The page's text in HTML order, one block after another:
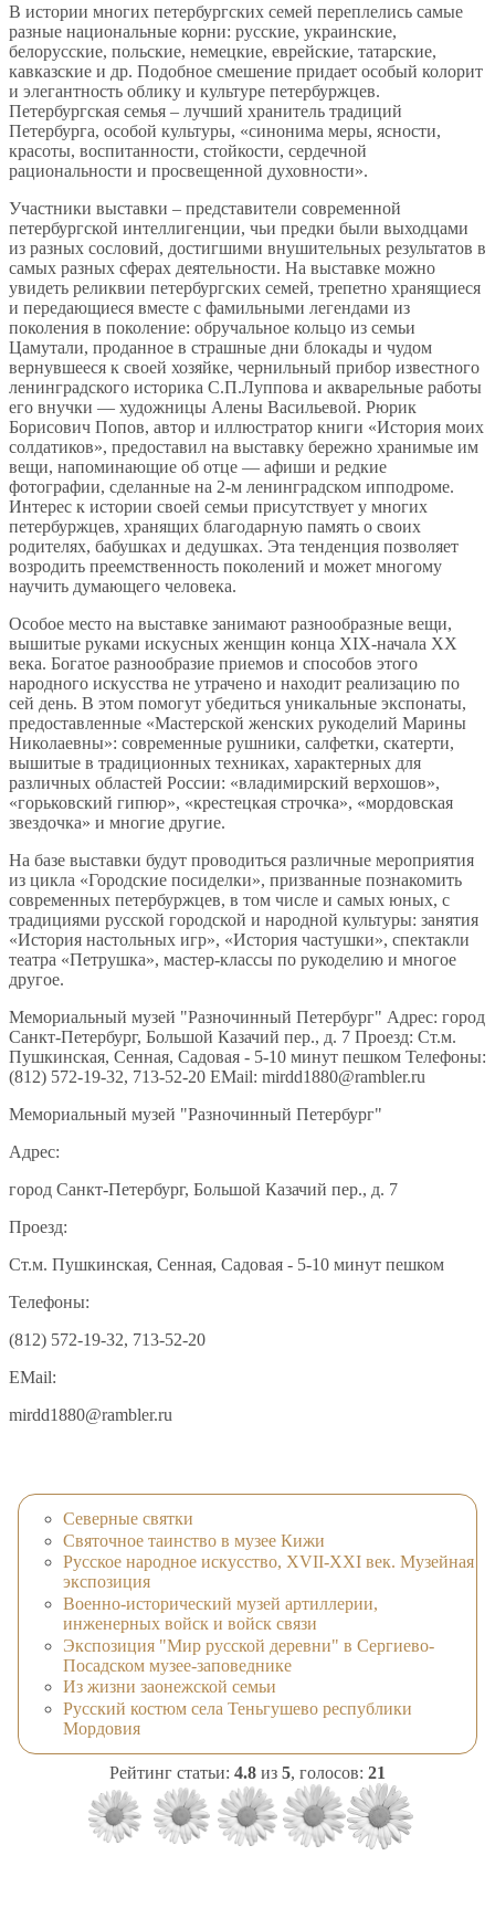
В истории многих петербургских семей переплелись самые
разные национальные корни: русские, украинские,
белорусские, польские, немецкие, еврейские, татарские,
кавказские и др. Подобное смешение придает особый колорит
и элегантность облику и культуре петербуржцев.
Петербургская семья – лучший хранитель традиций
Петербурга, особой культуры, «синонима меры, ясности,
красоты, воспитанности, стойкости, сердечной
рациональности и просвещенной духовности».
Участники выставки – представители современной
петербургской интеллигенции, чьи предки были выходцами
из разных сословий, достигшими внушительных результатов в
самых разных сферах деятельности. На выставке можно
увидеть реликвии петербургских семей, трепетно хранящиеся
и передающиеся вместе с фамильными легендами из
поколения в поколение: обручальное кольцо из семьи
Цамутали, проданное в страшные дни блокады и чудом
вернувшееся к своей хозяйке, чернильный прибор известного
ленинградского историка С.П.Луппова и акварельные работы
его внучки — художницы Алены Васильевой. Рюрик
Борисович Попов, автор и иллюстратор книги «История моих
солдатиков», предоставил на выставку бережно хранимые им
вещи, напоминающие об отце — афиши и редкие
фотографии, сделанные на 2-м ленинградском ипподроме.
Интерес к истории своей семьи присутствует у многих
петербуржцев, хранящих благодарную память о своих
родителях, бабушках и дедушках. Эта тенденция позволяет
возродить преемственность поколений и может многому
научить думающего человека.
Особое место на выставке занимают разнообразные вещи,
вышитые руками искусных женщин конца XIX-начала XX
века. Богатое разнообразие приемов и способов этого
народного искусства не утрачено и находит реализацию по
сей день. В этом помогут убедиться уникальные экспонаты,
предоставленные «Мастерской женских рукоделий Марины
Николаевны»: современные рушники, салфетки, скатерти,
вышитые в традиционных техниках, характерных для
различных областей России: «владимирский верхошов»,
«горьковский гипюр», «крестецкая строчка», «мордовская
звездочка» и многие другие.
На базе выставки будут проводиться различные мероприятия
из цикла «Городские посиделки», призванные познакомить
современных петербуржцев, в том числе и самых юных, с
традициями русской городской и народной культуры: занятия
«История настольных игр», «История частушки», спектакли
театра «Петрушка», мастер-классы по рукоделию и многое
другое.
Мемориальный музей "Разночинный Петербург" Адрес: город
Санкт-Петербург, Большой Казачий пер., д. 7 Проезд: Ст.м.
Пушкинская, Сенная, Садовая - 5-10 минут пешком Телефоны:
(812) 572-19-32, 713-52-20 EMail: mirdd1880@rambler.ru
Мемориальный музей "Разночинный Петербург"
Адрес:
город Санкт-Петербург, Большой Казачий пер., д. 7
Проезд:
Ст.м. Пушкинская, Сенная, Садовая - 5-10 минут пешком
Телефоны:
(812) 572-19-32, 713-52-20
EMail:
mirdd1880@rambler.ru
Северные святки
Святочное таинство в музее Кижи
Русское народное искусство, XVII-XXI век. Музейная
экспозиция
Военно-исторический музей артиллерии,
инженерных войск и войск связи
Экспозиция "Мир русской деревни" в Сергиево-
Посадском музее-заповеднике
Из жизни заонежской семьи
Русский костюм села Теньгушево республики
Мордовия
Рейтинг статьи: 4.8 из 5, голосов: 21